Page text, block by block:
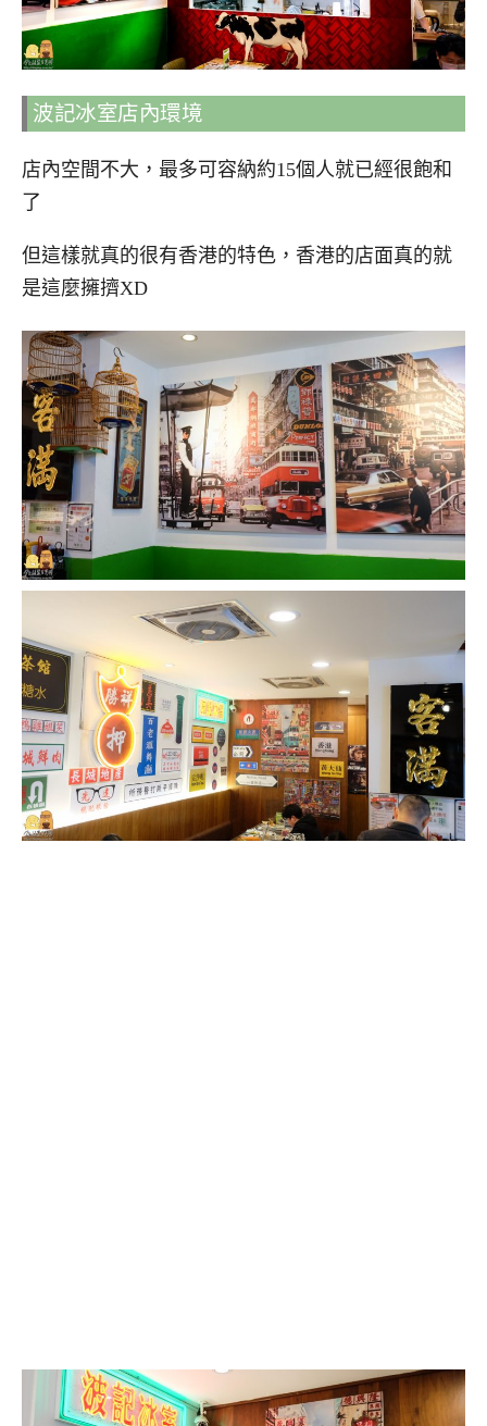
波記冰室店內環境
店內空間不大，最多可容納約15個人就已經很飽和
了
但這樣就真的很有香港的特色，香港的店面真的就
是這麼擁擠XD